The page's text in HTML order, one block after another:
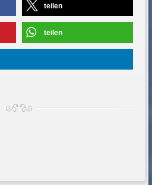
teilen
teilen